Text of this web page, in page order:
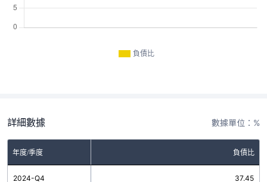
負債比
詳細數據 數據單位：%
年度/季度 負債比
2024-Q4 37.45